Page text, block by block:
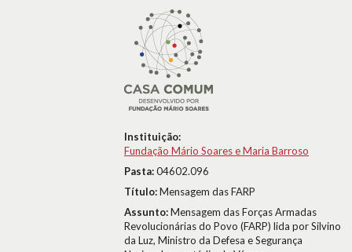
Instituição:
Fundação Mário Soares e Maria Barroso
Pasta:04602.096
Título:Mensagem das FARP
Assunto:Mensagem das Forças Armadas
Revolucionárias do Povo (FARP) lida por Silvino
da Luz, Ministro da Defesa e Segurança